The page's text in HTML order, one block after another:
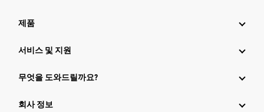
제품
서비스 및 지원
무엇을 도와드릴까요?
회사 정보